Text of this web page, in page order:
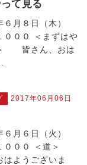
て見る
６月８日（木）
０００ ＜まずはや
皆さん、おは
2017年06月06日
６月６日（火）
０００ ＜道＞
はようございま